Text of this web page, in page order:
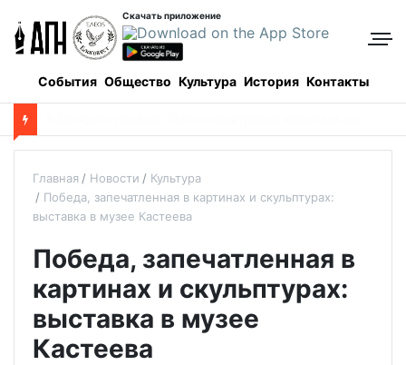
Скачать приложение
События Общество Культура История Контакты
Главная Новости
Культура
Победа, запечатленная в картинах и скульптурах:
выставка в музее Кастеева
Победа, запечатленная в
картинах и скульптурах:
выставка в музее
Кастеева